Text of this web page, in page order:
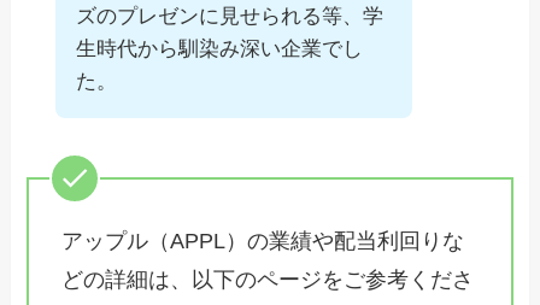
ズのプレゼンに見せられる等、学
生時代から馴染み深い企業でし
た。
アップル（APPL）の業績や配当利回りな
どの詳細は、以下のページをご参考くださ